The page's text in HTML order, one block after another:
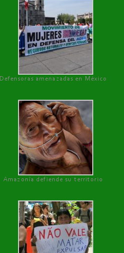
Defensoras amenazadas en México
Amazonía defiende su territorio